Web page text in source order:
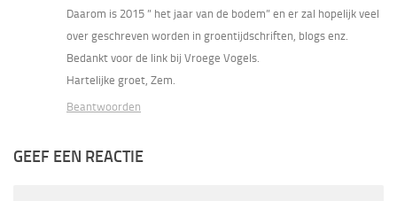
Daarom is 2015 ” het jaar van de bodem” en er zal hopelijk veel
over geschreven worden in groentijdschriften, blogs enz.
Bedankt voor de link bij Vroege Vogels.
Hartelijke groet, Zem.
Beantwoorden
GEEF EEN REACTIE